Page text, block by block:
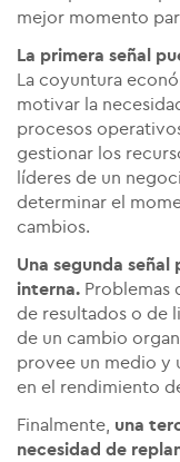
mejor momento
La primera señal
La coyuntura
motivar la
procesos
gestionar los
líderes de un
determinar el
cambios.
Una segunda
interna. Problemas
de resultados o de
de un cambio
provee un medio y
en el rendimiento
Finalmente, una
necesidad de